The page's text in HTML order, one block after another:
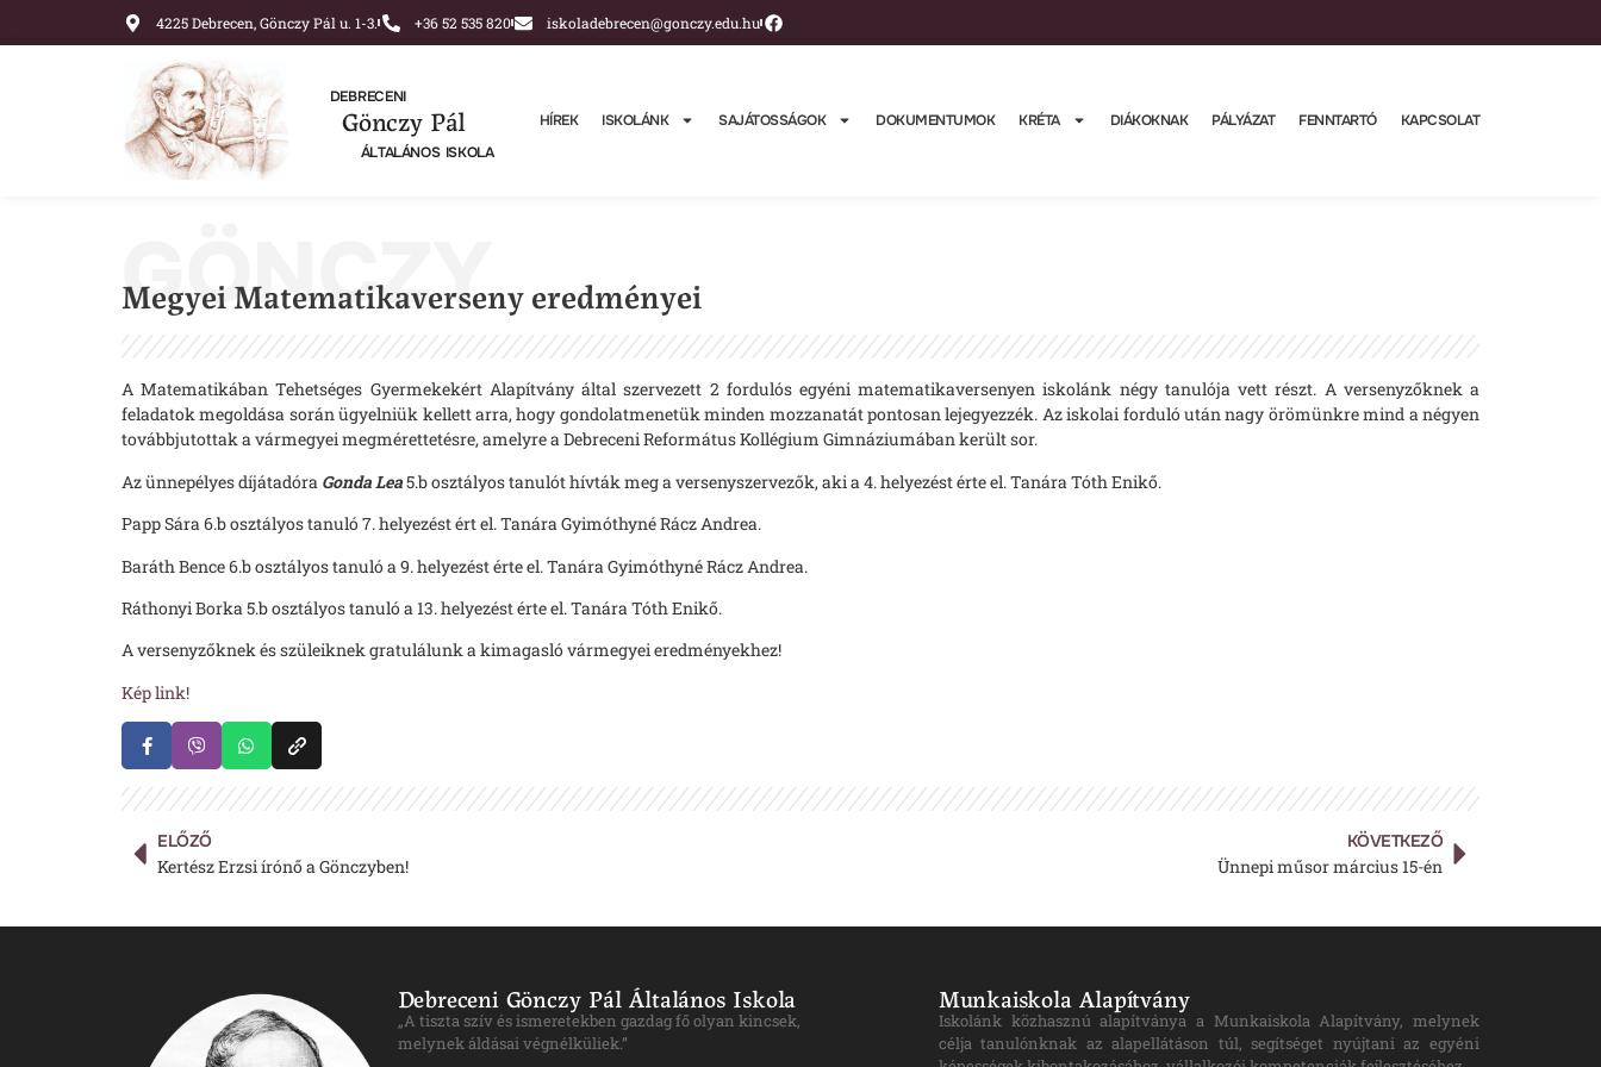
4225 Debrecen, Gönczy Pál u. 1-3. +36 52 535 820 iskoladebrecen@gonczy.edu.hu
DEBRECENI
Gönczy Pál
ÁLTALÁNOS ISKOLA
HÍREK ISKOLÁNK SAJÁTOSSÁGOK DOKUMENTUMOK KRÉTA DIÁKOKNAK PÁLYÁZAT FENNTARTÓ KAPCSOLAT
GÖNCZY
Megyei Matematikaverseny eredményei
A Matematikában Tehetséges Gyermekekért Alapítvány által szervezett 2 fordulós egyéni matematikaversenyen iskolánk négy tanulója vett részt. A versenyzőknek a
feladatok megoldása során ügyelniük kellett arra, hogy gondolatmenetük minden mozzanatát pontosan lejegyezzék. Az iskolai forduló után nagy örömünkre mind a négyen
továbbjutottak a vármegyei megmérettetésre, amelyre a Debreceni Református Kollégium Gimnáziumában került sor.
Az ünnepélyes díjátadóra Gonda Lea5.b osztályos tanulót hívták meg a versenyszervezők, aki a 4. helyezést érte el. Tanára Tóth Enikő.
Papp Sára 6.b osztályos tanuló 7. helyezést ért el. Tanára Gyimóthyné Rácz Andrea.
Baráth Bence 6.b osztályos tanuló a 9. helyezést érte el. Tanára Gyimóthyné Rácz Andrea.
Ráthonyi Borka 5.b osztályos tanuló a 13. helyezést érte el. Tanára Tóth Enikő.
A versenyzőknek és szüleiknek gratulálunk a kimagasló vármegyei eredményekhez!
Kép link!
ELŐZŐ
Kertész Erzsi írónő a Gönczyben!
KÖVETKEZŐ
Ünnepi műsor március 15-én
Debreceni Gönczy Pál Általános Iskola
„A tiszta szív és ismeretekben gazdag fő olyan kincsek,
melynek áldásai végnélküliek.”
Munkaiskola Alapítvány
Iskolánk közhasznú alapítványa a Munkaiskola Alapítvány, melynek
célja tanulónknak az alapellátáson túl, segítséget nyújtani az egyéni